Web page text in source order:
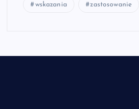
wskazania zastosowanie